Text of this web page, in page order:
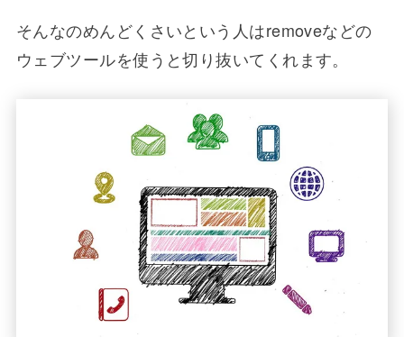
そんなのめんどくさいという人はremoveなどの
ウェブツールを使うと切り抜いてくれます。